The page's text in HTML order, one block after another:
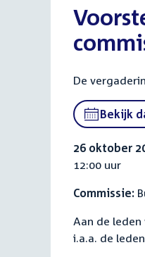
:
De
Bekijk
26 oktober
12:00 uur
Commissie:
Aan de
i.a.a. de